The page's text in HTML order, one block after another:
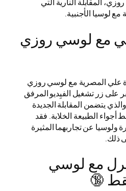
لوسيا الأجنبية.
مع لوسي روزي
علي المصرية مع لوسي روزي
على زر تشغيل الفيِديو المرفق
يتضمن المقابلة الجديدة
الطبيعة الخلابة. فقد
ولوسيا عن تجاربهما المثيرة
ذلك.
مع لوسي
🔞